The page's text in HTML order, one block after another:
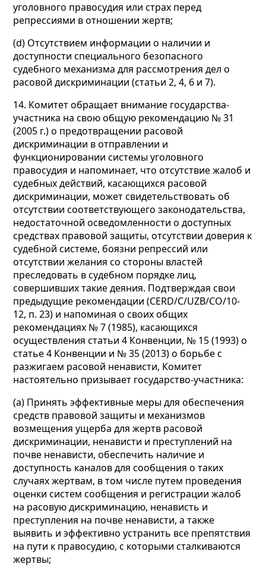
уголовного правосудия или страх перед
репрессиями в отношении жертв;
(d) Отсутствием информации о наличии и
доступности специального безопасного
судебного механизма для рассмотрения дел о
расовой дискриминации (статьи 2, 4, 6 и 7).
14. Комитет обращает внимание государства-
участника на свою общую рекомендацию № 31
(2005 г.) о предотвращении расовой
дискриминации в отправлении и
функционировании системы уголовного
правосудия и напоминает, что отсутствие жалоб и
судебных действий, касающихся расовой
дискриминации, может свидетельствовать об
отсутствии соответствующего законодательства,
недостаточной осведомленности о доступных
средствах правовой защиты, отсутствии доверия к
судебной системе, боязни репрессий или
отсутствии желания со стороны властей
преследовать в судебном порядке лиц,
совершивших такие деяния. Подтверждая свои
предыдущие рекомендации (CERD/C/UZB/CO/10-
12, п. 23) и напоминая о своих общих
рекомендациях № 7 (1985), касающихся
осуществления статьи 4 Конвенции, № 15 (1993) о
статье 4 Конвенции и № 35 (2013) о борьбе с
разжигаем расовой ненависти, Комитет
настоятельно призывает государство-участника:
(а) Принять эффективные меры для обеспечения
средств правовой защиты и механизмов
возмещения ущерба для жертв расовой
дискриминации, ненависти и преступлений на
почве ненависти, обеспечить наличие и
доступность каналов для сообщения о таких
случаях жертвам, в том числе путем проведения
оценки систем сообщения и регистрации жалоб
на расовую дискриминацию, ненависть и
преступления на почве ненависти, а также
выявить и эффективно устранить все препятствия
на пути к правосудию, с которыми сталкиваются
жертвы;